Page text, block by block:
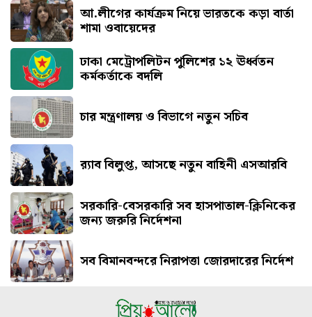
আ.লীগের কার্যক্রম নিয়ে ভারতকে কড়া বার্তা
শামা ওবায়েদের
ঢাকা মেট্রোপলিটন পুলিশের ১২ ঊর্ধ্বতন
কর্মকর্তাকে বদলি
চার মন্ত্রণালয় ও বিভাগে নতুন সচিব
র‍্যাব বিলুপ্ত, আসছে নতুন বাহিনী এসআরবি
সরকারি-বেসরকারি সব হাসপাতাল-ক্লিনিকের
জন্য জরুরি নির্দেশনা
সব বিমানবন্দরে নিরাপত্তা জোরদারের নির্দেশ